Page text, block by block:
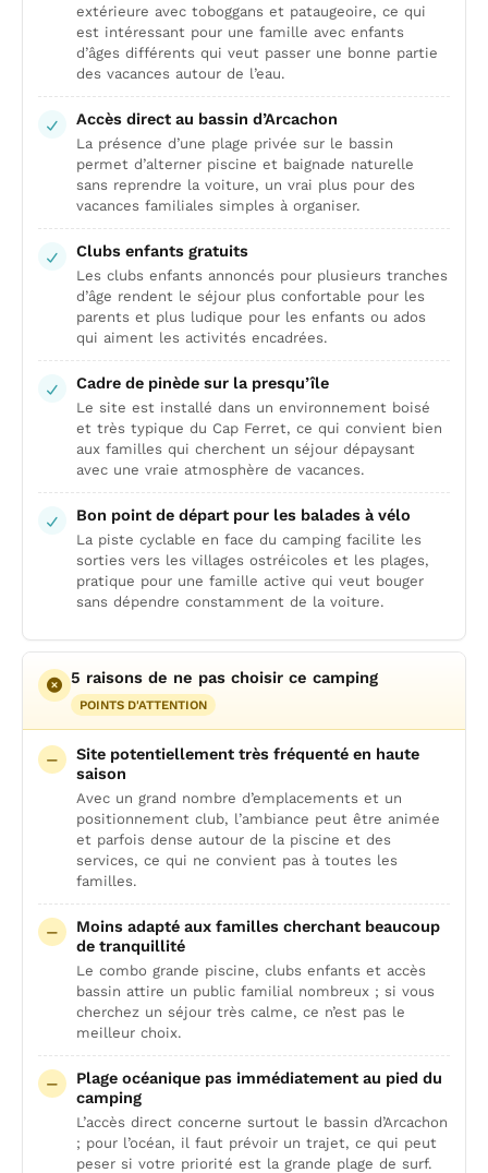
extérieure avec toboggans et pataugeoire, ce qui
est intéressant pour une famille avec enfants
d’âges différents qui veut passer une bonne partie
des vacances autour de l’eau.
Accès direct au bassin d’Arcachon
La présence d’une plage privée sur le bassin
permet d’alterner piscine et baignade naturelle
sans reprendre la voiture, un vrai plus pour des
vacances familiales simples à organiser.
Clubs enfants gratuits
Les clubs enfants annoncés pour plusieurs tranches
d’âge rendent le séjour plus confortable pour les
parents et plus ludique pour les enfants ou ados
qui aiment les activités encadrées.
Cadre de pinède sur la presqu’île
Le site est installé dans un environnement boisé
et très typique du Cap Ferret, ce qui convient bien
aux familles qui cherchent un séjour dépaysant
avec une vraie atmosphère de vacances.
Bon point de départ pour les balades à vélo
La piste cyclable en face du camping facilite les
sorties vers les villages ostréicoles et les plages,
pratique pour une famille active qui veut bouger
sans dépendre constamment de la voiture.
5 raisons de ne pas choisir ce camping
POINTS D'ATTENTION
Site potentiellement très fréquenté en haute
saison
Avec un grand nombre d’emplacements et un
positionnement club, l’ambiance peut être animée
et parfois dense autour de la piscine et des
services, ce qui ne convient pas à toutes les
familles.
Moins adapté aux familles cherchant beaucoup
de tranquillité
Le combo grande piscine, clubs enfants et accès
bassin attire un public familial nombreux ; si vous
cherchez un séjour très calme, ce n’est pas le
meilleur choix.
Plage océanique pas immédiatement au pied du
camping
L’accès direct concerne surtout le bassin d’Arcachon
; pour l’océan, il faut prévoir un trajet, ce qui peut
peser si votre priorité est la grande plage de surf.